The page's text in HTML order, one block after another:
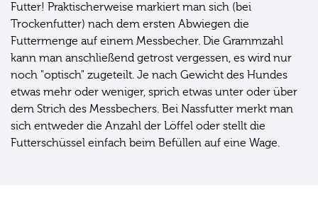
Futter! Praktischerweise markiert man sich (bei
Trockenfutter) nach dem ersten Abwiegen die
Futtermenge auf einem Messbecher. Die Grammzahl
kann man anschließend getrost vergessen, es wird nur
noch "optisch" zugeteilt. Je nach Gewicht des Hundes
etwas mehr oder weniger, sprich etwas unter oder über
dem Strich des Messbechers. Bei Nassfutter merkt man
sich entweder die Anzahl der Löffel oder stellt die
Futterschüssel einfach beim Befüllen auf eine Wage.